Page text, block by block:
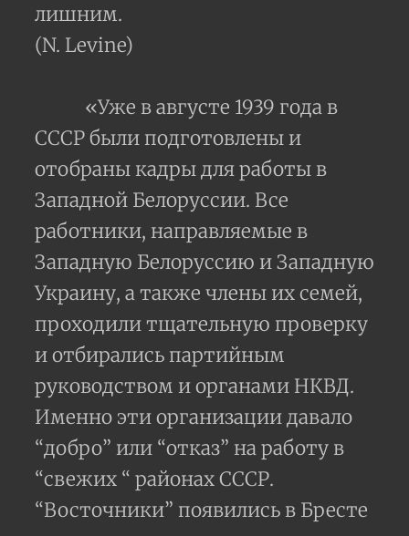
лишним.
(N. Levine)
«Уже в августе 1939 года в
СССР были подготовлены и
отобраны кадры для работы в
Западной Белоруссии. Все
работники, направляемые в
Западную Белоруссию и Западную
Украину, а также члены их семей,
проходили тщательную проверку
и отбирались партийным
руководством и органами НКВД.
Именно эти организации давало
“добро” или “отказ” на работу в
“свежих “ районах СССР.
“Восточники” появились в Бресте